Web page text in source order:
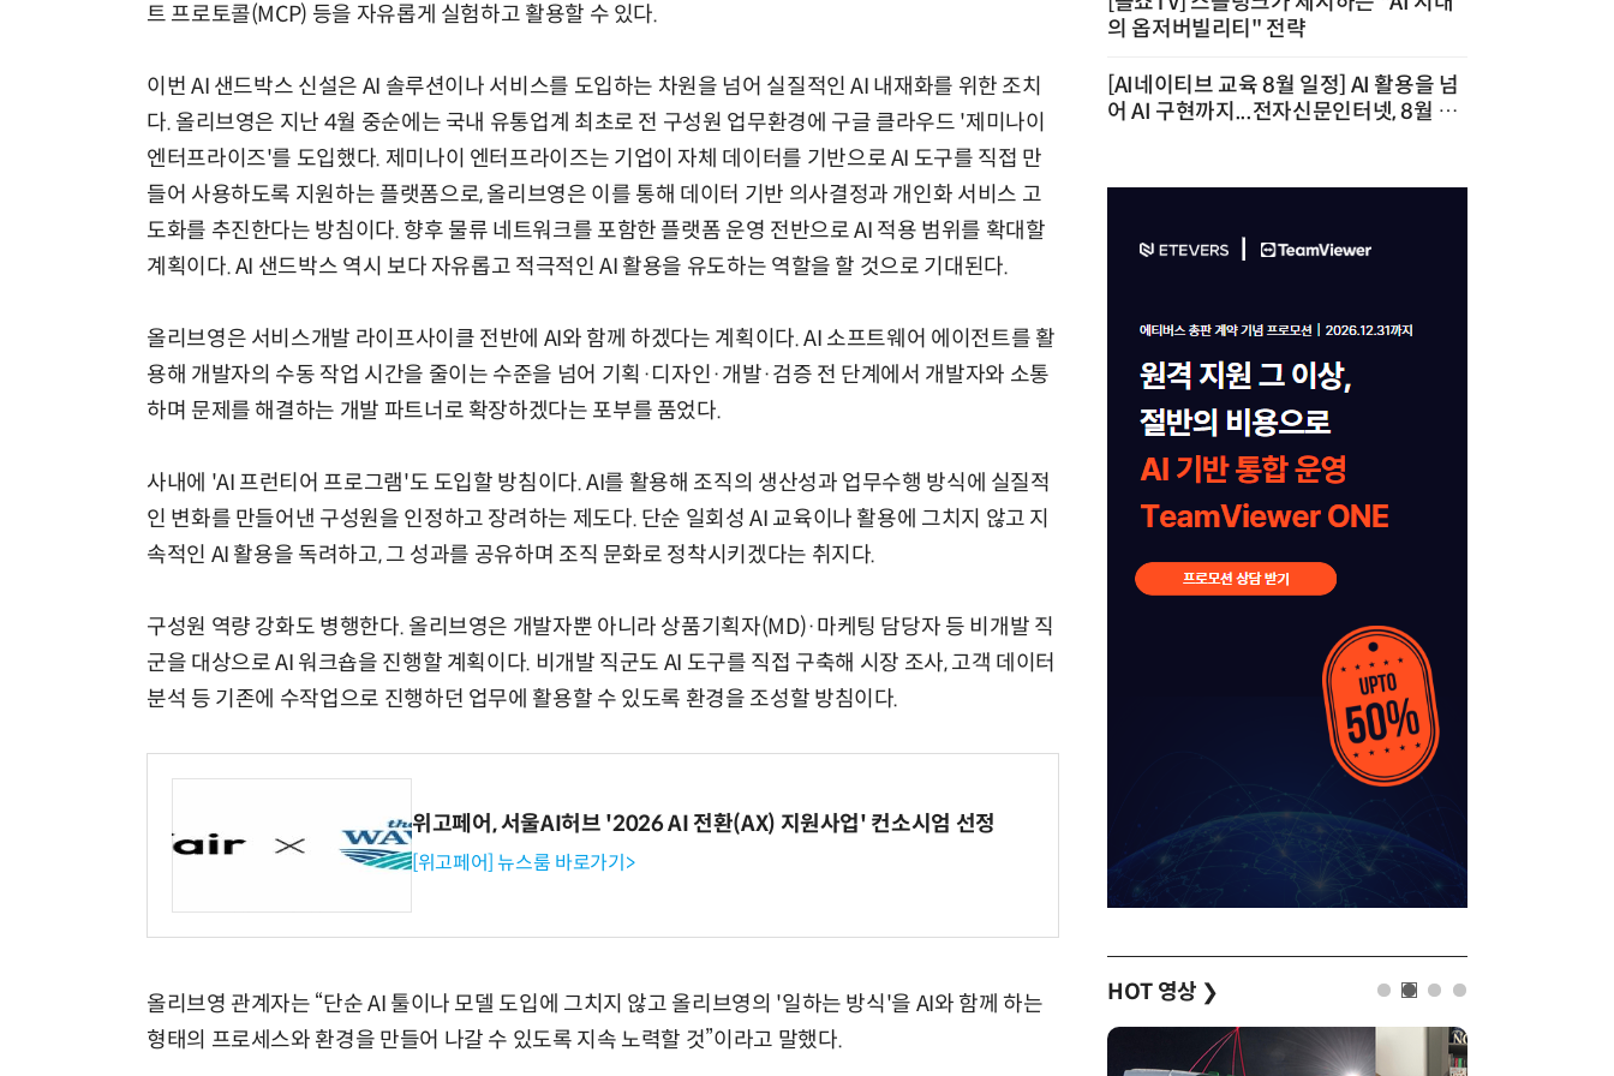
트 프로토콜(MCP) 등을 자유롭게 실험하고 활용할 수 있다.
이번 AI 샌드박스 신설은 AI 솔루션이나 서비스를 도입하는 차원을 넘어 실질적인 AI 내재화를 위한 조치
다. 올리브영은 지난 4월 중순에는 국내 유통업계 최초로 전 구성원 업무환경에 구글 클라우드 '제미나이
엔터프라이즈'를 도입했다. 제미나이 엔터프라이즈는 기업이 자체 데이터를 기반으로 AI 도구를 직접 만
들어 사용하도록 지원하는 플랫폼으로, 올리브영은 이를 통해 데이터 기반 의사결정과 개인화 서비스 고
도화를 추진한다는 방침이다. 향후 물류 네트워크를 포함한 플랫폼 운영 전반으로 AI 적용 범위를 확대할
계획이다. AI 샌드박스 역시 보다 자유롭고 적극적인 AI 활용을 유도하는 역할을 할 것으로 기대된다.
올리브영은 서비스개발 라이프사이클 전반에 AI와 함께 하겠다는 계획이다. AI 소프트웨어 에이전트를 활
용해 개발자의 수동 작업 시간을 줄이는 수준을 넘어 기획·디자인·개발·검증 전 단계에서 개발자와 소통
하며 문제를 해결하는 개발 파트너로 확장하겠다는 포부를 품었다.
사내에 'AI 프런티어 프로그램'도 도입할 방침이다. AI를 활용해 조직의 생산성과 업무수행 방식에 실질적
인 변화를 만들어낸 구성원을 인정하고 장려하는 제도다. 단순 일회성 AI 교육이나 활용에 그치지 않고 지
속적인 AI 활용을 독려하고, 그 성과를 공유하며 조직 문화로 정착시키겠다는 취지다.
구성원 역량 강화도 병행한다. 올리브영은 개발자뿐 아니라 상품기획자(MD)·마케팅 담당자 등 비개발 직
군을 대상으로 AI 워크숍을 진행할 계획이다. 비개발 직군도 AI 도구를 직접 구축해 시장 조사, 고객 데이터
분석 등 기존에 수작업으로 진행하던 업무에 활용할 수 있도록 환경을 조성할 방침이다.
위고페어, 서울AI허브 '2026 AI 전환(AX) 지원사업' 컨소시엄 선정
[위고페어] 뉴스룸 바로가기>
올리브영 관계자는 “단순 AI 툴이나 모델 도입에 그치지 않고 올리브영의 '일하는 방식'을 AI와 함께 하는
형태의 프로세스와 환경을 만들어 나갈 수 있도록 지속 노력할 것”이라고 말했다.
의 옵저버빌리티" 전략
[AI네이티브 교육 8월 일정] AI 활용을 넘
어 AI 구현까지...전자신문인터넷, 8월 실
HOT 영상 ❯